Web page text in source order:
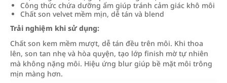
Công thức chứa dưỡng ẩm giúp tránh cảm giác khô môi
Chất son velvet mềm mịn, dễ tán và blend
Trải nghiệm khi sử dụng:
Chất son kem mềm mượt, dễ tán đều trên môi. Khi thoa
lên, son tan nhẹ và hòa quyện, tạo lớp finish mờ tự nhiên
mà không nặng môi. Hiệu ứng blur giúp bề mặt môi trông
mịn màng hơn.